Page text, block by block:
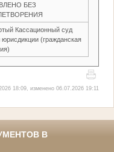
БЕЗ
Кассационный суд
(гражданская
18:09, изменено 06.07.2026 19:11
В